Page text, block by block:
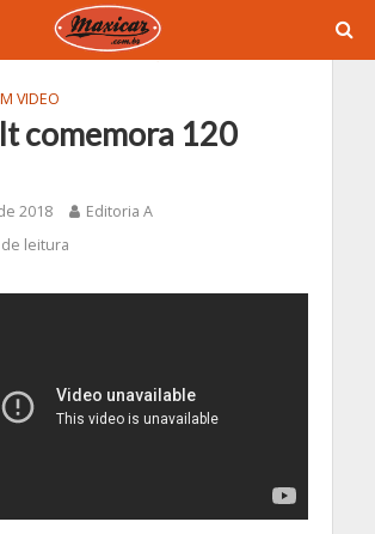
VIDEO
comemora 120
2018
Editoria A
leitura